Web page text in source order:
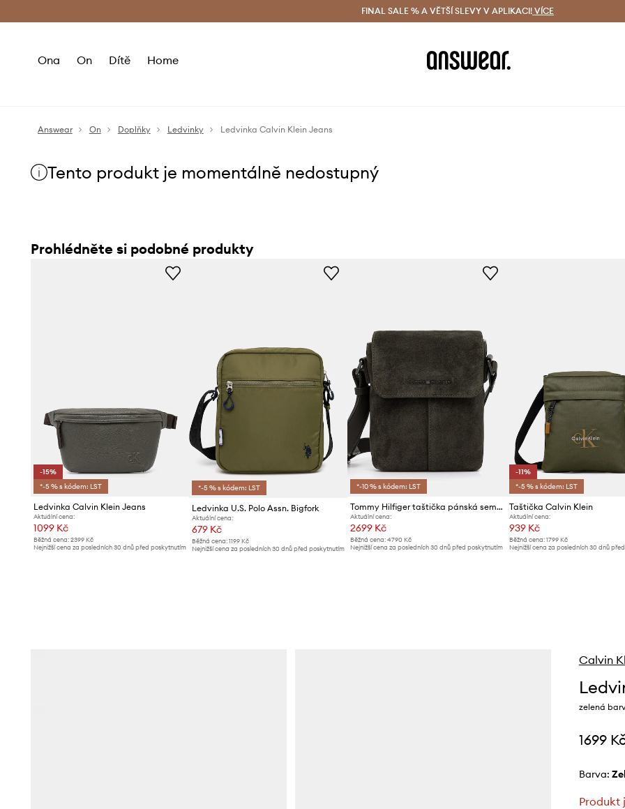
Doručení a vrácení zdarma (od 1800 Kč) Doručení i do 24 h
FINAL SALE % A VĚTŠÍ SLEVY V APLIKACI! VÍCE
Ona On Dítě Home
Answear On Doplňky Ledvinky Ledvinka Calvin Klein Jeans
Tento produkt je momentálně nedostupný
Prohlédněte si podobné produkty
-15%
*-5 % s kódem: LST
Ledvinka Calvin Klein Jeans
Aktuální cena:
1099 Kč
Běžná cena: 2399 Kč
Nejnižší cena za posledních 30 dnů před poskytnutím
*-5 % s kódem: LST
Ledvinka U.S. Polo Assn. Bigfork
Aktuální cena:
679 Kč
Běžná cena:1199 Kč
Nejnižší cena za posledních 30 dnů před poskytnutím
*-10 % s kódem: LST
Tommy Hilfiger taštička pánská semišová
Aktuální cena:
2699 Kč
Běžná cena: 4790 Kč
Nejnižší cena za posledních 30 dnů před poskytnutím
-11%
*-5 % s kódem: LST
Taštička Calvin Klein
Aktuální cena:
939 Kč
Běžná cena: 1799 Kč
Nejnižší cena za posledních 30 dnů
Calvin
zelená
1699
Barva:
Produkt